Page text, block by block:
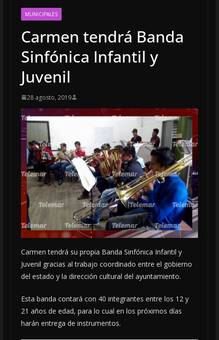
MUNICIPALES
Carmen tendrá Banda
Sinfónica Infantil y
Juvenil
28 agosto, 2019
Carmen tendrá su propia Banda Sinfónica Infantil y
Juvenil gracias al trabajo coordinado entre el gobierno
del estado y la dirección cultural del ayuntamiento.
Esta banda contará con 40 integrantes entre los 12 y
21 años de edad, para lo cual en los próximos días
harán entrega de instrumentos.